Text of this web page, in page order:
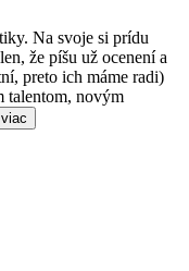
Na svoje si prídu
že píšu už ocenení a
preto ich máme radi)
talentom, novým